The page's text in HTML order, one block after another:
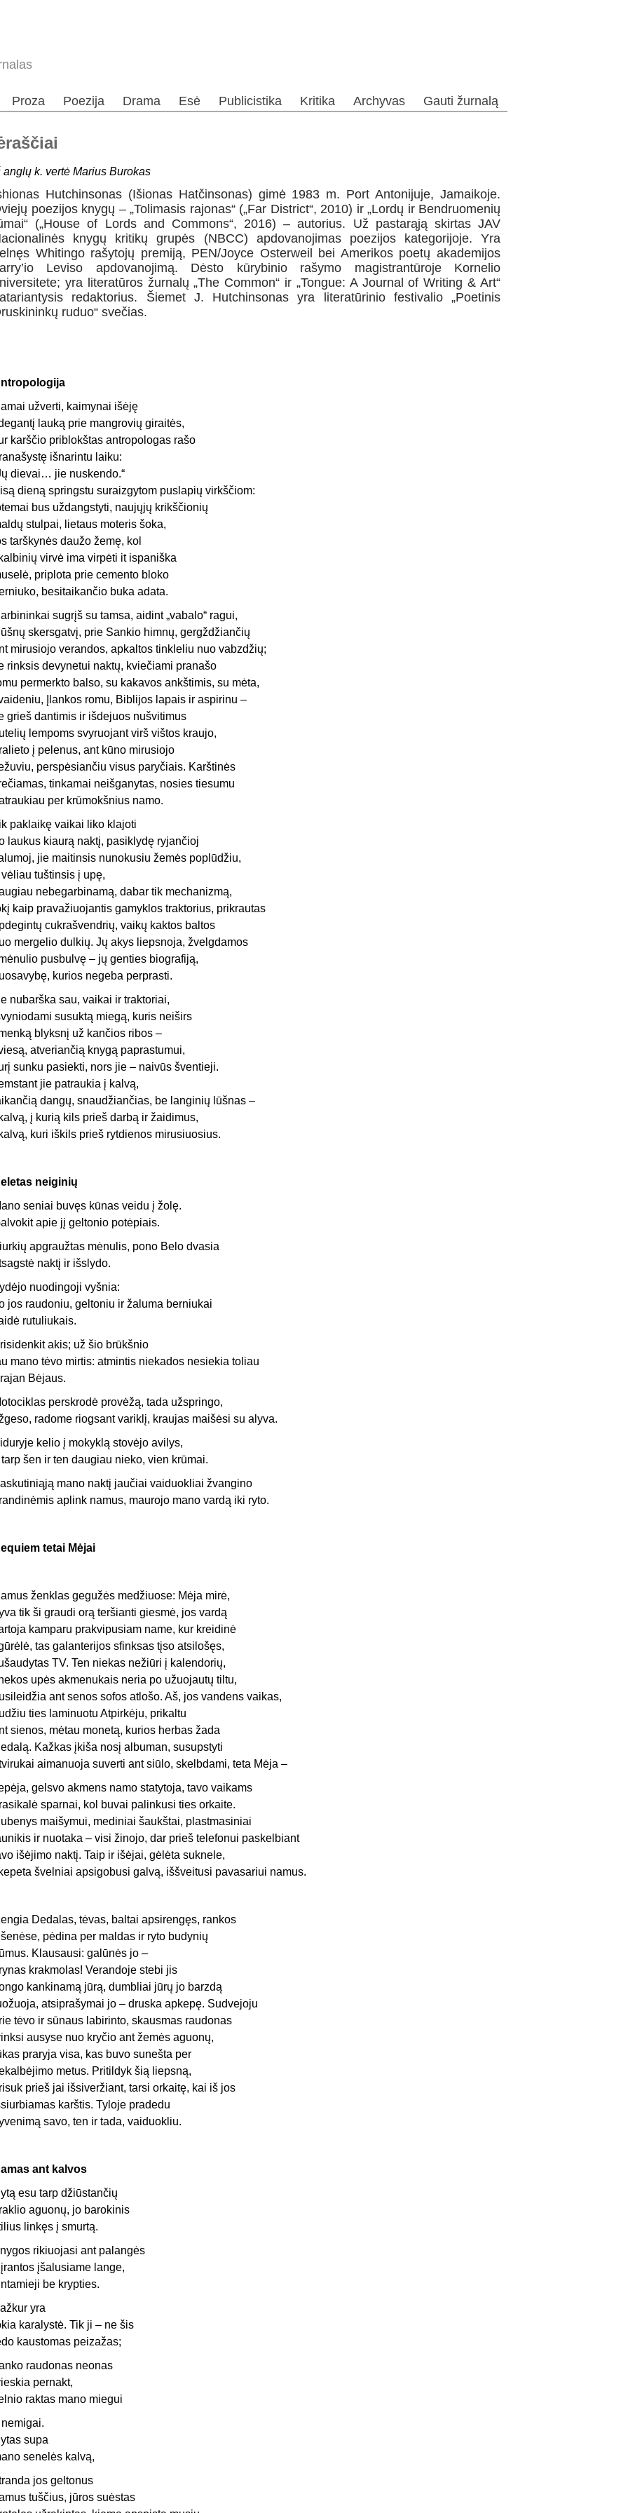
Proza Poezija Drama Esė Publicistika Kritika Archyvas Gauti žurnalą
anglų k. vertė Marius Burokas
Hutchinsonas (Išionas Hatčinsonas) gimė 1983 m. Port Antonijuje, Jamaikoje.
poezijos knygų – „Tolimasis rajonas“ („Far District“, 2010) ir „Lordų ir Bendruomenių
(„House of Lords and Commons“, 2016) – autorius. Už pastarąją skirtas JAV
knygų kritikų grupės (NBCC) apdovanojimas poezijos kategorijoje. Yra
Whitingo rašytojų premiją, PEN/Joyce Osterweil bei Amerikos poetų akademijos
Leviso apdovanojimą. Dėsto kūrybinio rašymo magistrantūroje Kornelio
yra literatūros žurnalų „The Common“ ir „Tongue: A Journal of Writing & Art“
redaktorius. Šiemet J. Hutchinsonas yra literatūrinio festivalio „Poetinis
ruduo“ svečias.
užverti, kaimynai išėję
lauką prie mangrovių giraitės,
karščio priblokštas antropologas rašo
išnarintu laiku:
dievai… jie nuskendo.“
dieną springstu suraizgytom puslapių virkščiom:
bus uždangstyti, naujųjų krikščionių
stulpai, lietaus moteris šoka,
tarškynės daužo žemę, kol
virvė ima virpėti it ispaniška
priplota prie cemento bloko
besitaikančio buka adata.
sugrįš su tamsa, aidint „vabalo“ ragui,
skersgatvį, prie Sankio himnų, gergždžiančių
mirusiojo verandos, apkaltos tinkleliu nuo vabzdžių;
rinksis devynetui naktų, kviečiami pranašo
permerkto balso, su kakavos ankštimis, su mėta,
Įlankos romu, Biblijos lapais ir aspirinu –
grieš dantimis ir išdejuos nušvitimus
lempoms svyruojant virš vištos kraujo,
į pelenus, ant kūno mirusiojo
perspėsiančiu visus paryčiais. Karštinės
tinkamai neišganytas, nosies tiesumu
per krūmokšnius namo.
paklaikę vaikai liko klajoti
laukus kiaurą naktį, pasiklydę ryjančioj
jie maitinsis nunokusiu žemės poplūdžiu,
tuštinsis į upę,
nebegarbinamą, dabar tik mechanizmą,
kaip pravažiuojantis gamyklos traktorius, prikrautas
cukrašvendrių, vaikų kaktos baltos
mergelio dulkių. Jų akys liepsnoja, žvelgdamos
pusbulvę – jų genties biografiją,
kurios negeba perprasti.
nubarška sau, vaikai ir traktoriai,
susuktą miegą, kuris neiširs
blyksnį už kančios ribos –
atveriančią knygą paprastumui,
sunku pasiekti, nors jie – naivūs šventieji.
jie patraukia į kalvą,
dangų, snaudžiančias, be langinių lūšnas –
į kurią kils prieš darbą ir žaidimus,
kuri iškils prieš rytdienos mirusiuosius.
neiginių
seniai buvęs kūnas veidu į žolę.
apie jį geltonio potėpiais.
apgraužtas mėnulis, pono Belo dvasia
naktį ir išslydo.
nuodingoji vyšnia:
jos raudoniu, geltoniu ir žaluma berniukai
rutuliukais.
akis; už šio brūkšnio
mano tėvo mirtis: atmintis niekados nesiekia toliau
Bėjaus.
perskrodė provėžą, tada užspringo,
radome riogsant variklį, kraujas maišėsi su alyva.
kelio į mokyklą stovėjo avilys,
šen ir ten daugiau nieko, vien krūmai.
mano naktį jaučiai vaiduokliai žvangino
aplink namus, maurojo mano vardą iki ryto.
tetai Mėjai
ženklas gegužės medžiuose: Mėja mirė,
tik ši graudi orą teršianti giesmė, jos vardą
kamparu prakvipusiam name, kur kreidinė
tas galanterijos sfinksas tįso atsilošęs,
TV. Ten niekas nežiūri į kalendorių,
upės akmenukais neria po užuojautų tiltu,
ant senos sofos atlošo. Aš, jos vandens vaikas,
ties laminuotu Atpirkėju, prikaltu
sienos, mėtau monetą, kurios herbas žada
Kažkas įkiša nosį albuman, susupstyti
aimanuoja suverti ant siūlo, skelbdami, teta Mėja –
gelsvo akmens namo statytoja, tavo vaikams
sparnai, kol buvai palinkusi ties orkaite.
maišymui, mediniai šaukštai, plastmasiniai
ir nuotaka – visi žinojo, dar prieš telefonui paskelbiant
išėjimo naktį. Taip ir išėjai, gėlėta suknele,
švelniai apsigobusi galvą, iššveitusi pavasariui namus.
Dedalas, tėvas, baltai apsirengęs, rankos
pėdina per maldas ir ryto budynių
Klausausi: galūnės jo –
krakmolas! Verandoje stebi jis
kankinamą jūrą, dumbliai jūrų jo barzdą
atsiprašymai jo – druska apkepę. Sudvejoju
tėvo ir sūnaus labirinto, skausmas raudonas
ausyse nuo kryčio ant žemės aguonų,
praryja visa, kas buvo sunešta per
metus. Pritildyk šią liepsną,
prieš jai išsiveržiant, tarsi orkaitę, kai iš jos
karštis. Tyloje pradedu
savo, ten ir tada, vaiduokliu.
ant kalvos
esu tarp džiūstančių
aguonų, jo barokinis
linkęs į smurtą.
rikiuojasi ant palangės
įšalusiame lange,
be krypties.
yra
karalystė. Tik ji – ne šis
kaustomas peizažas;
raudonas neonas
pernakt,
raktas mano miegui
nemigai.
supa
senelės kalvą,
jos geltonus
tuščius, jūros suėstas